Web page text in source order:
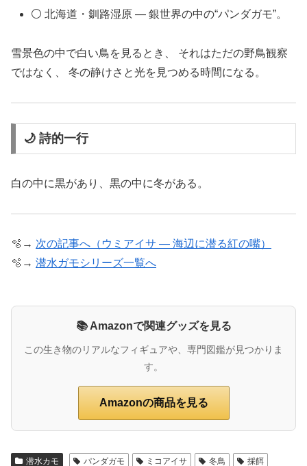
⚪ 北海道・釧路湿原 ― 銀世界の中の“パンダガモ”。
雪景色の中で白い鳥を見るとき、 それはただの野鳥観察
ではなく、 冬の静けさと光を見つめる時間になる。
🌙 詩的一行
白の中に黒があり、黒の中に冬がある。
🫧→ 次の記事へ（ウミアイサ ― 海辺に潜る紅の嘴）
🫧→ 潜水ガモシリーズ一覧へ
📚 Amazonで関連グッズを見る
この生き物のリアルなフィギュアや、専門図鑑が見つかりま
す。
Amazonの商品を見る
潜水カモ パンダガモ ミコアイサ 冬鳥
採餌